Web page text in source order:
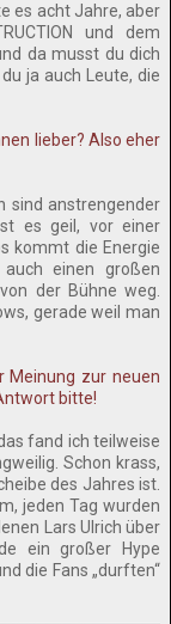
es acht Jahre, aber
und dem
da musst du dich
ja auch Leute, die
lieber? Also eher
sind anstrengender
es geil, vor einer
kommt die Energie
einen großen
der Bühne weg.
gerade weil man
Meinung zur neuen
bitte!
fand ich teilweise
Schon krass,
des Jahres ist.
jeden Tag wurden
Lars Ulrich über
ein großer Hype
die Fans „durften“